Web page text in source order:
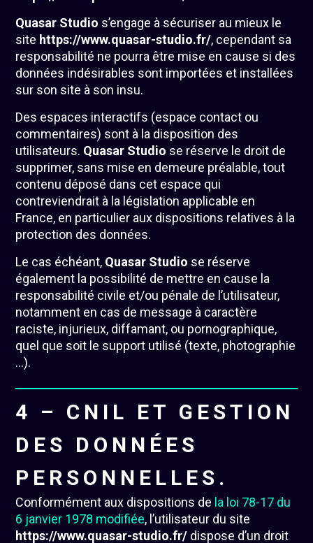
Quasar Studio s’engage à sécuriser au mieux le
site https://www.quasar-studio.fr/, cependant sa
responsabilité ne pourra être mise en cause si des
données indésirables sont importées et installées
sur son site à son insu.
Des espaces interactifs (espace contact ou
commentaires) sont à la disposition des
utilisateurs. Quasar Studio se réserve le droit de
supprimer, sans mise en demeure préalable, tout
contenu déposé dans cet espace qui
contreviendrait à la législation applicable en
France, en particulier aux dispositions relatives à la
protection des données.
Le cas échéant, Quasar Studio se réserve
également la possibilité de mettre en cause la
responsabilité civile et/ou pénale de l’utilisateur,
notamment en cas de message à caractère
raciste, injurieux, diffamant, ou pornographique,
quel que soit le support utilisé (texte, photographie
…).
4 – CNIL ET GESTION
DES DONNÉES
PERSONNELLES.
Conformément aux dispositions de la loi 78-17 du
6 janvier 1978 modifiée, l’utilisateur du site
https://www.quasar-studio.fr/ dispose d’un droit